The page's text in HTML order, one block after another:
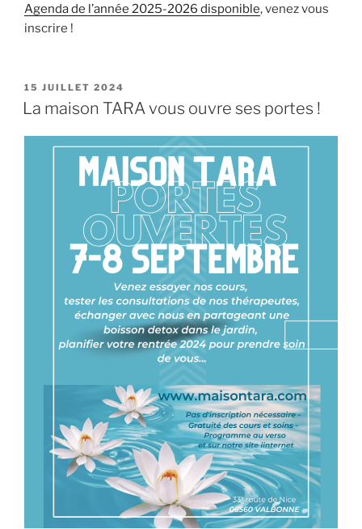
Agenda de l’année 2025-2026 disponible, venez vous
inscrire !
PUBLIÉ
LE
15 JUILLET 2024
La maison TARA vous ouvre ses portes !